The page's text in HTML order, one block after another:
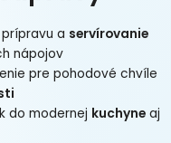
a servírovanie
nápojov
pre pohodové chvíle
do modernej kuchyne aj